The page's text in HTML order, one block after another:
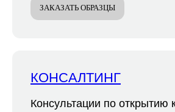
ЗАКАЗАТЬ ОБРАЗЦЫ
КОНСАЛТИНГ
Консультации по открытию